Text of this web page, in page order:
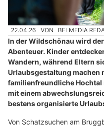
22.04.26 VON BELMEDIA
In der Wildschönau wird
Abenteuer. Kinder
Wandern, während Eltern
Urlaubsgestaltung machen
familienfreundliche
mit einem
bestens organisierte
Von Schatzsuchen am